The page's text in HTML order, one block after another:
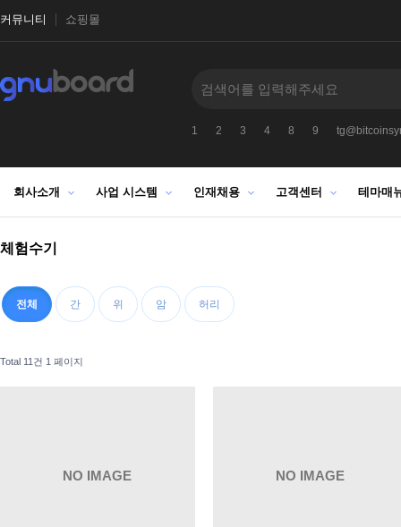
커뮤니티 쇼핑몰
1 2 3 4 8 9
회사소개 사업 시스템 인재채용 고객센터 테마매
체험수기
전체 간 위 암 허리
Total 11건 1 페이지
NO IMAGE NO IMAGE